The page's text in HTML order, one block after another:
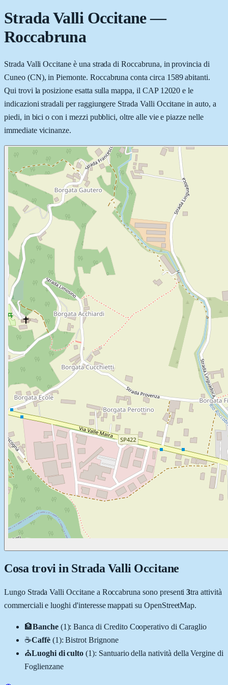
Strada Valli Occitane—
Roccabruna
Strada Valli Occitane è una strada di Roccabruna, in provincia di
Cuneo (CN), in Piemonte. Roccabruna conta circa 1589 abitanti.
Qui trovi la posizione esatta sulla mappa, il CAP 12020 e le
indicazioni stradali per raggiungere Strada Valli Occitane in auto, a
piedi, in bici o con i mezzi pubblici, oltre alle vie e piazze nelle
immediate vicinanze.
Cosa trovi in Strada Valli Occitane
Lungo Strada Valli Occitanea Roccabruna sono presenti 3tra attività
commerciali e luoghi d'interesse mappati su OpenStreetMap.
🏦Banche (1):Banca di Credito Cooperativo di Caraglio
☕Caffè (1):Bistrot Brignone
⛪Luoghi di culto (1): Santuario della natività della Vergine di
Foglienzane